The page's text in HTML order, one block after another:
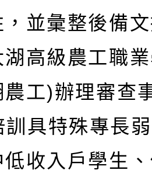
，並彙整後備
湖高級農工職
農工)辦理審查
具特殊專長弱
低收入戶學生